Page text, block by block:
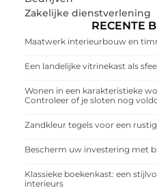
Zakelijke dienstverlening
RECENTE
Maatwerk interieurbouw en
Een landelijke vitrinekast als
Wonen in een karakteristieke
Controleer of je sloten nog
Zandkleur tegels voor een
Bescherm uw investering met
Klassieke boekenkast: een
interieurs